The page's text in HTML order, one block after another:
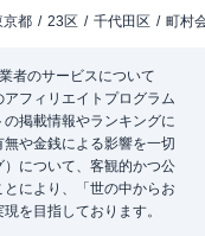
京都 23区 千代田区 町村
者のサービスについて
フィリエイトプログラム
掲載情報やランキングに
や金銭による影響を一切
について、客観的かつ公
により、「世の中からお
を目指しております。